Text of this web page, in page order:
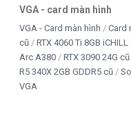
VGA - card màn hình
VGA - Card màn hình
Card
cũ
RTX 4060 Ti 8GB iCHILL
Arc A380
RTX 3090 24G cũ
R5 340X 2GB GDDR5 cũ
VGA